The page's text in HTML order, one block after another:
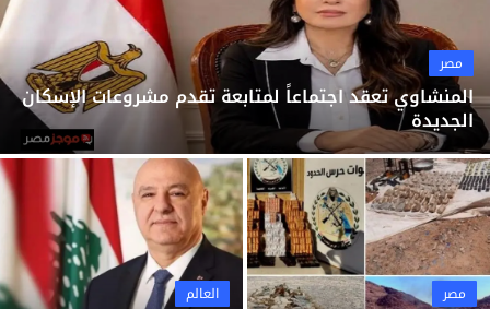
منوعات
مصر
المنشاوي تعقد اجتماعاً لمتابعة تقدم مشروعات الإسكان
الجديدة
مصر العالم